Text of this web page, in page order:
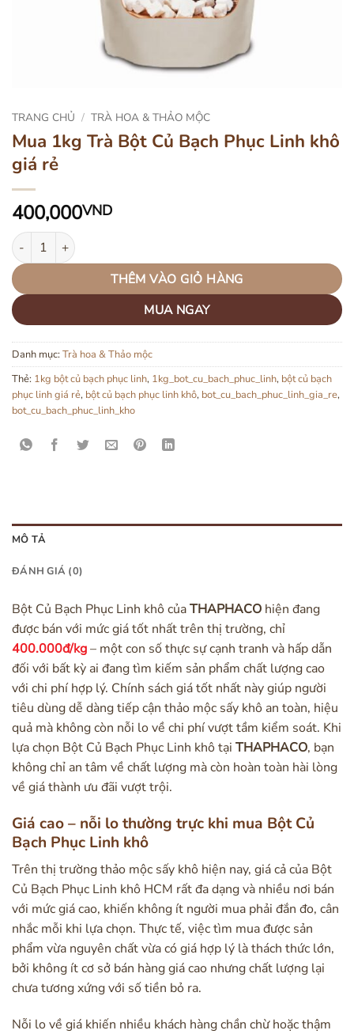
TRANG CHỦ / TRÀ HOA & THẢO MỘC
Mua 1kg Trà Bột Củ Bạch Phục Linh khô
giá rẻ
400,000VND
Mua 1kg Trà Bột Củ Bạch Phục Linh khô giá rẻ số lượng
THÊM VÀO GIỎ HÀNG
MUA NGAY
Danh mục:Trà hoa & Thảo mộc
Thẻ: 1kg bột củ bạch phục linh, 1kg_bot_cu_bach_phuc_linh, bột củ bạch
phục linh giá rẻ, bột củ bạch phục linh khô, bot_cu_bach_phuc_linh_gia_re,
bot_cu_bach_phuc_linh_kho
MÔ TẢ
ĐÁNH GIÁ (0)
Bột Củ Bạch Phục Linh khô củaTHAPHACO hiện đang
được bán với mức giá tốt nhất trên thị trường, chỉ
400.000đ/kg– một con số thực sự cạnh tranh và hấp dẫn
đối với bất kỳ ai đang tìm kiếm sản phẩm chất lượng cao
với chi phí hợp lý. Chính sách giá tốt nhất này giúp người
tiêu dùng dễ dàng tiếp cận thảo mộc sấy khô an toàn, hiệu
quả mà không còn nỗi lo về chi phí vượt tầm kiểm soát. Khi
lựa chọn Bột Củ Bạch Phục Linh khô tại THAPHACO, bạn
không chỉ an tâm về chất lượng mà còn hoàn toàn hài lòng
về giá thành ưu đãi vượt trội.
Giá cao – nỗi lo thường trực khi mua Bột Củ
Bạch Phục Linh khô
Trên thị trường thảo mộc sấy khô hiện nay, giá cả của Bột
Củ Bạch Phục Linh khô HCM rất đa dạng và nhiều nơi bán
với mức giá cao, khiến không ít người mua phải đắn đo, cân
nhắc mỗi khi lựa chọn. Thực tế, việc tìm mua được sản
phẩm vừa nguyên chất vừa có giá hợp lý là thách thức lớn,
bởi không ít cơ sở bán hàng giá cao nhưng chất lượng lại
chưa tương xứng với số tiền bỏ ra.
Nỗi lo về giá khiến nhiều khách hàng chần chừ hoặc thậm